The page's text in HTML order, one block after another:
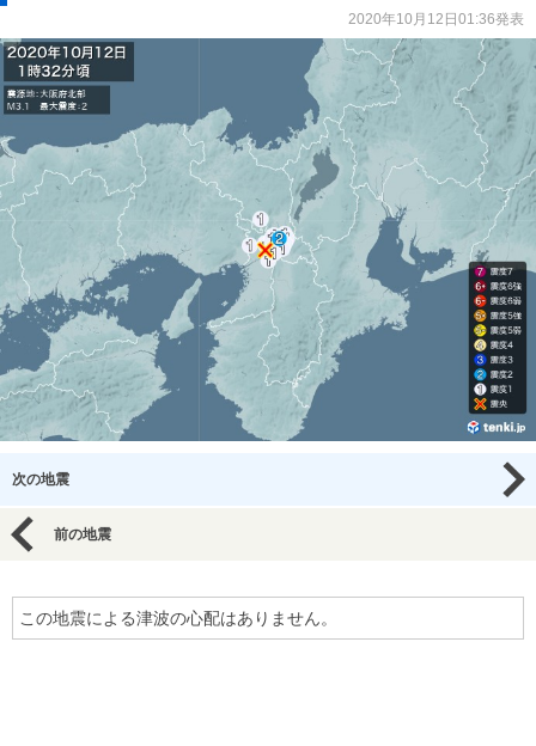
2020年10月12日01:36発表
次の地震
前の地震
この地震による津波の心配はありません。